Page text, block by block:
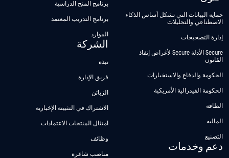
حماية البيانات التي تشكل أساس الذكاء
الاصطناعي والتحليلات
إدارة التصحيحات
Secure الأدلة Secure لأغراض إنفاذ
القانون
الحكومة والدفاع والاستخبارات
الحكومة الفيدرالية الأمريكية
الطاقة
الماليه
التصنيع
دعم وخدمات
برنامج المنح الدراسية
برنامج التدريب المعتمد
الموارد
الشركة
نبذة
فريق الإدارة
الزبائن
الاشتراك في التثبيتة الإخبارية
امتثال المنتجات الاعتمادات
وظائف
مناصب شاغرة